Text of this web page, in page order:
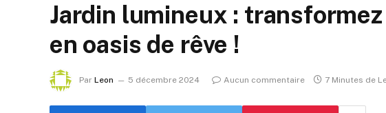
Jardin lumineux :
en oasis de rêve !
Par Leon 5 décembre 2024 Aucun commentaire 7 Minutes de